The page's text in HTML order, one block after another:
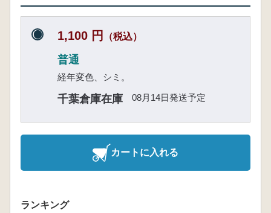
1,100 円 （税込）
普通
経年変色、シミ。
千葉倉庫在庫 08月14日発送予定
カートに入れる
ランキング